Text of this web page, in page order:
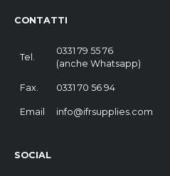
CONTATTI
Tel.
0331 79 55 76
(anche Whatsapp)
Fax. 0331 70 56 94
Email info@ifrsupplies.com
SOCIAL